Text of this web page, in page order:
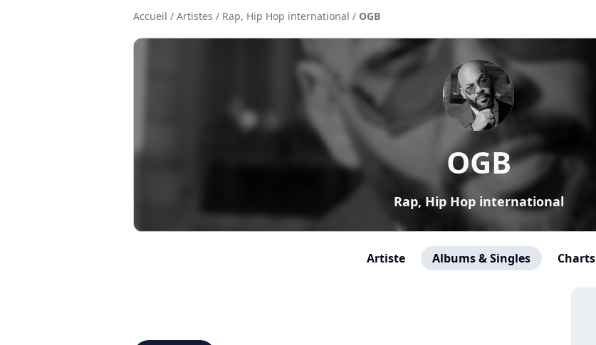
Accueil / Artistes / Rap, Hip Hop international / OGB
OGB
Rap, Hip Hop international
Artiste Albums & Singles Charts